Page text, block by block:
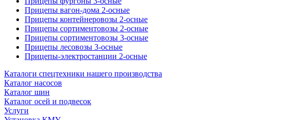
Прицепы вагон-дома 2-осные
Прицепы контейнеровозы 2-осные
Прицепы сортиментовозы 2-осные
Прицепы сортиментовозы 3-осные
Прицепы лесовозы 3-осные
Прицепы-электростанции 2-осные
Каталоги спецтехники нашего производства
Каталог насосов
Каталог шин
Каталог осей и подвесок
Услуги